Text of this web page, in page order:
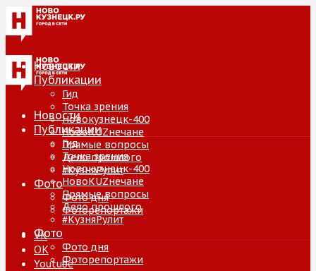
Новости
Публикации
Гид
Точка зрения
Новокузнецк-400
НовоKUZнечане
Прямые вопросы
Дело прошлого
#КузняРулит
Фото
Фото дня
Фоторепортажи
VK
ОК
Youtube
Новости
Публикации
Гид
Точка зрения
Новокузнецк-400
НовоKUZнечане
Прямые вопросы
Дело прошлого
#КузняРулит
Фото
Фото дня
Фоторепортажи